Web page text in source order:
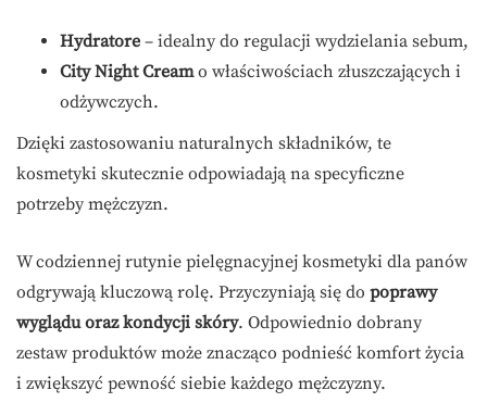
Hydratore – idealny do regulacji wydzielania sebum,
City Night Creamo właściwościach złuszczających i
odżywczych.
Dzięki zastosowaniu naturalnych składników, te
kosmetyki skutecznie odpowiadają na specyficzne
potrzeby mężczyzn.
W codziennej rutynie pielęgnacyjnej kosmetyki dla panów
odgrywają kluczową rolę. Przyczyniają się do poprawy
wyglądu oraz kondycji skóry. Odpowiednio dobrany
zestaw produktów może znacząco podnieść komfort życia
i zwiększyć pewność siebie każdego mężczyzny.